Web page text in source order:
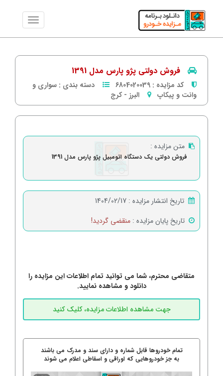
فروش دولتی پژو پارس مدل 1391
کد مزایده : 6804020039 دسته بندی : سواری و
وانت و پیکاپ
البرز - كرج
متن مزایده :
فروش دولتی یک دستگاه اتومبیل پژو پارس مدل 1391
تاریخ انتشار مزایده : 1404/02/17
تاریخ پایان مزایده : منقضی گردید!
متقاضی محترم، شما می توانید تمام اطلاعات این مزایده را
دانلود و مشاهده نمایید.
تمام خودروها قابل شماره و دارای سند و مدرک می باشند
به جز خودروهایی که اوراقی و اسقاطی اعلام می شوند